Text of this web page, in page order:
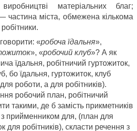
матеріальних благ;
частина міста, обмежена кількома
«робоча їдальня»,
», «робочий клуб»? А як
їдальня, робітничий гуртожиток,
бо їдальня, гуртожиток, клуб
роботи, а для робітників).
робочий план, робітничий
такими, де б замість прикметників
з прийменником для, (план для
для робітників), скласти речення з